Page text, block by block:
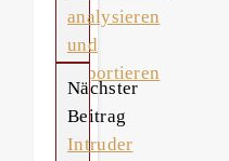
analysieren
und
exportieren
Nächster
Beitrag
Intruder